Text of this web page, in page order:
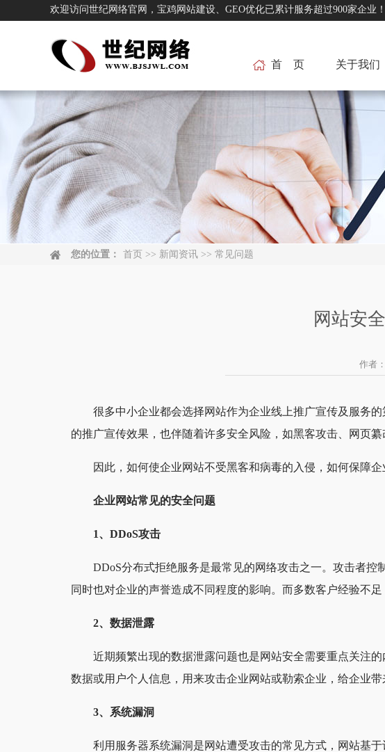
欢迎访问世纪网络官网，宝鸡网站建设、GEO优化已累计服务超过900
首 页 关于我们
您的位置： 首页 >> 新闻资讯 >> 常见问题
网站安
作者
很多中小企业都会选择网站作为企业线上推广宣传及服务
的推广宣传效果，也伴随着许多安全风险，如黑客攻击、网页
因此，如何使企业网站不受黑客和病毒的入侵，如何保障
企业网站常见的安全问题
1、DDoS攻击
DDoS分布式拒绝服务是最常见的网络攻击之一。攻击者
同时也对企业的声誉造成不同程度的影响。而多数客户经验不足
2、数据泄露
近期频繁出现的数据泄露问题也是网站安全需要重点关注
数据或用户个人信息，用来攻击企业网站或勒索企业，给企业带
3、系统漏洞
利用服务器系统漏洞是网站遭受攻击的常见方式，网站基